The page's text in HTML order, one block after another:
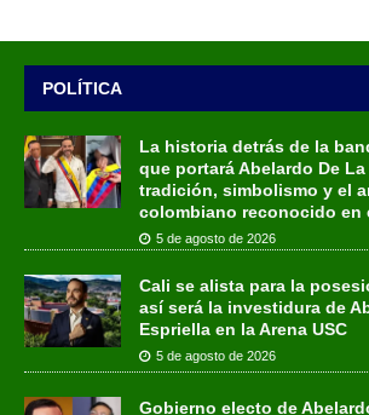
POLÍTICA
La historia detrás de la
que portará Abelardo De
tradición, simbolismo y el
colombiano reconocido en
5 de agosto de 2026
Cali se alista para la
así será la investidura de
Espriella en la Arena USC
5 de agosto de 2026
Gobierno electo de